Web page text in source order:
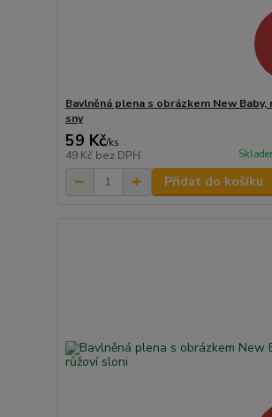
Bavlněná plena s obrázkem New Baby,
sny
59 Kč/ks
49 Kč bez DPH
Přidat do košíku